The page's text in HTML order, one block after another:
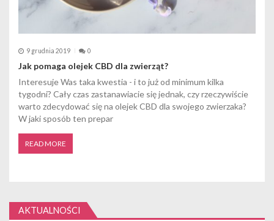
9 grudnia 2019 0
Jak pomaga olejek CBD dla zwierząt?
Interesuje Was taka kwestia - i to już od minimum kilka
tygodni? Cały czas zastanawiacie się jednak, czy rzeczywiście
warto zdecydować się na olejek CBD dla swojego zwierzaka?
W jaki sposób ten prepar
READ MORE
AKTUALNOŚCI